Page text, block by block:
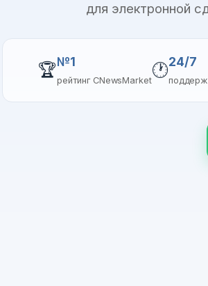
для электронной
🏆№1
рейтинг CNewsMarket
🕐24/7